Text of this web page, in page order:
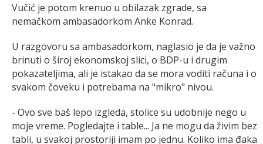
Vučić je potom krenuo u obilazak zgrade, sa
nemačkom ambasadorkom Anke Konrad.
U razgovoru sa ambasadorkom, naglasio je da je važno
brinuti o široj ekonomskoj slici, o BDP-u i drugim
pokazateljima, ali je istakao da se mora voditi računa i o
svakom čoveku i potrebama na "mikro" nivou.
- Ovo sve baš lepo izgleda, stolice su udobnije nego u
moje vreme. Pogledajte i table... Ja ne mogu da živim bez
tabli, u svakoj prostoriji imam po jednu. Koliko ima đaka